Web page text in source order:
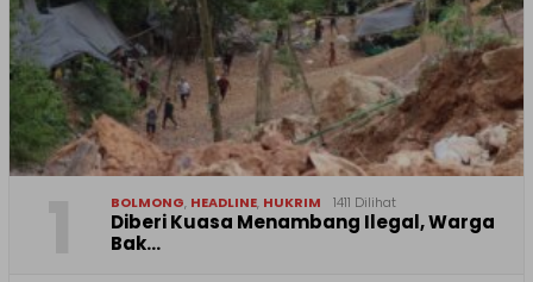
BOLMONG, HEADLINE, HUKRIM 1411 Dilihat
Diberi Kuasa Menambang Ilegal, Warga
Bak…